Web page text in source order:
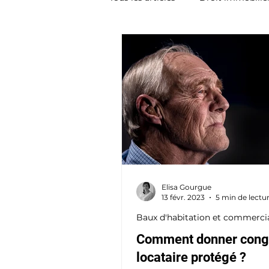
Comment donner
locataire protégé ?
Baux d'habitation et
Elisa Gourgue
13 févr. 2023
5 min de